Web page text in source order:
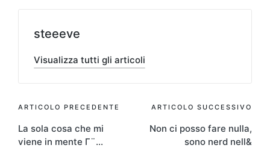
steeeve
Visualizza tutti gli articoli
Navigazione
articoli
ARTICOLO PRECEDENTE
La sola cosa che mi
viene in mente Γ¨…
ARTICOLO SUCCESSIVO
Non ci posso fare nulla,
sono nerd nell&